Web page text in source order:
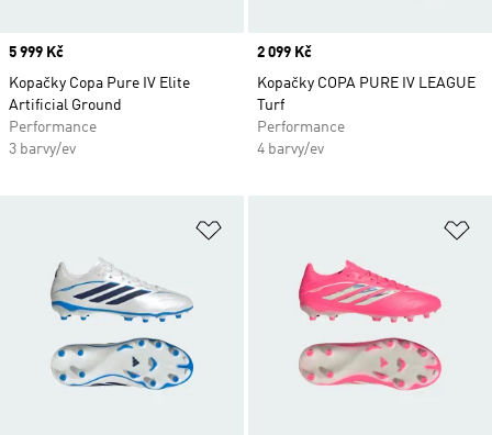
Price
5 999 Kč
Kopačky Copa Pure IV Elite
Artificial Ground
Performance
3 barvy/ev
Price
2 099 Kč
Kopačky COPA PURE IV LEAGUE
Turf
Performance
4 barvy/ev